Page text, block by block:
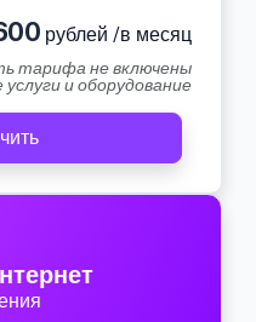
рублей /в месяц
тарифа не включены
и оборудование